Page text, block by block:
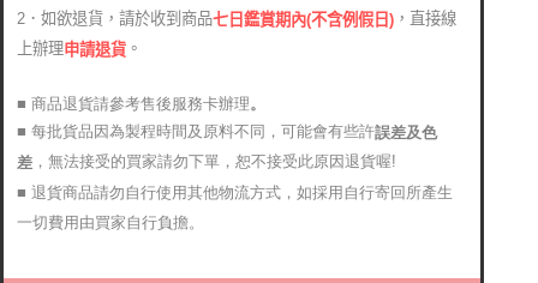
2．如欲退貨，請於收到商品七日鑑賞期內(不含例假日) ，直接線
上辦理申請退貨 。
■ 商品退貨請參考售後服務卡辦理。
■ 每批貨品因為製程時間及原料不同，可能會有些許誤差及色
差 ，無法接受的買家請勿下單，恕不接受此原因退貨喔!
■ 退貨商品請勿自行使用其他物流方式，如採用自行寄回所產生
一切費用由買家自行負擔。